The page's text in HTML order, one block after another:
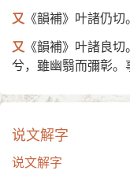
又 《韻補》叶諸仍切
又 《韻補》叶諸良
兮，雖幽翳而彌彰。
说文解字
说文解字